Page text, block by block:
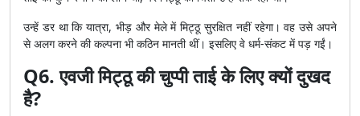
उन्हें डर था कि यात्रा, भीड़ और मेले में मिट्ठू सुरक्षित नहीं रहेगा। वह उसे अपने
से अलग करने की कल्पना भी कठिन मानती थीं। इसलिए वे धर्म-संकट में पड़ गईं।
Q6. एवजी मिट्ठू की चुप्पी ताई के लिए क्यों दुखद
है?